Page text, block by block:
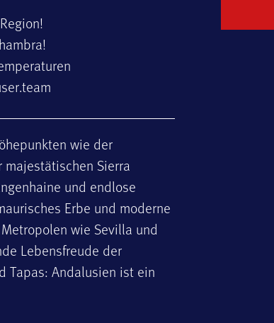
wie der
Sierra
und endlose
Erbe und moderne
wie Sevilla und
Lebensfreude der
Tapas: Andalusien ist ein